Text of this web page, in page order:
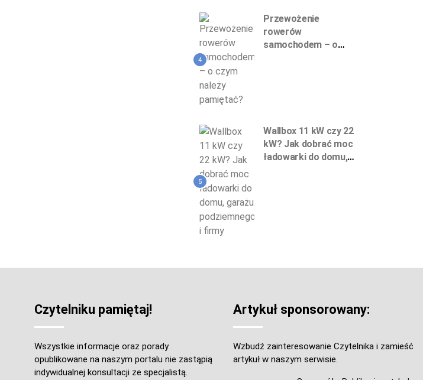
4
Przewożenie
rowerów
samochodem – o
5
Wallbox 11 kW czy 22
kW? Jak dobrać moc
ładowarki do domu,
Czytelniku pamiętaj!
Wszystkie informacje oraz porady
opublikowane na naszym portalu nie zastąpią
indywidualnej konsultacji ze specjalistą.
Artykuł sponsorowany:
Wzbudź zainteresowanie Czytelnika i zamieść
artykuł w naszym serwisie.